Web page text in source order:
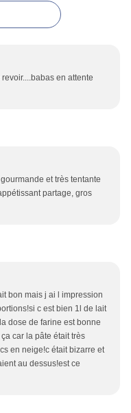
en attente
et très tentante
partage, gros
bon mais j ai l impression
c est bien 1l de lait
dose de farine est bonne
car la pâte était très
en neige!c était bizarre et
au dessus!est ce